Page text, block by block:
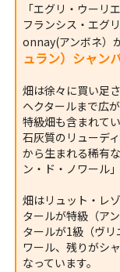
「エグリ・ウーリ
フランシス・エグ
onnay(アンボネ）
ュラン）シャン
畑は徐々に買い足
ヘクタールまで広
特級畑も含まれて
石灰質のリューデ
から生まれる稀有
ン・ド・ノワール
畑はリュット・レ
タールが特級（ア
タールが1級（ヴ
ワール、残りがシ
なっています。